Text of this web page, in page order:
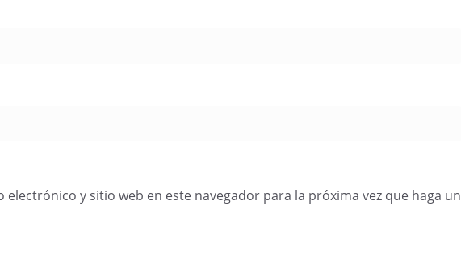
y sitio web en este navegador para la próxima vez que haga un